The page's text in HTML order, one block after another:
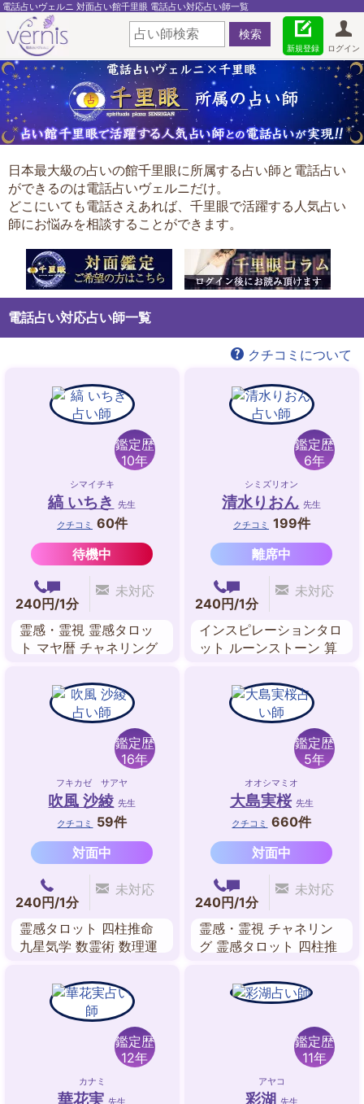
電話占いヴェルニ 対面占い館千里眼 電話占い対応占い師一覧
ログイン
新規登録
日本最大級の占いの館千里眼に所属する占い師と電話占い
ができるのは電話占いヴェルニだけ。
どこにいても電話さえあれば、千里眼で活躍する人気占い
師にお悩みを相談することができます。
電話占い対応占い師一覧
クチコミについて
鑑定歴
10年
シマイチキ
縞 いちき 先生
クチコミ 60件
待機中
240円/1分
未対応
霊感・霊視 霊感タロッ
ト マヤ暦 チャネリング
グ 数秘術 まなゆい
鑑定歴
6年
シミズリオン
清水りおん 先生
クチコミ 199件
離席中
240円/1分
未対応
インスピレーションタロ
ット ルーンストーン 算
縁結び 縁切り 数秘術 オ
ーラリーディング
鑑定歴
16年
フキカゼ サアヤ
吹風 沙綾 先生
クチコミ
59件
対面中
240円/1分
未対応
霊感タロット 四柱推命
九星気学 数霊術 数理運
鑑定歴
5年
オオシマミオ
大島実桜 先生
クチコミ
660件
対面中
240円/1分
未対応
霊感・霊視 チャネリン
グ 霊感タロット 四柱推
タロット
鑑定歴
12年
カナミ
華花実 先生
鑑定歴
11年
アヤコ
彩湖 先生